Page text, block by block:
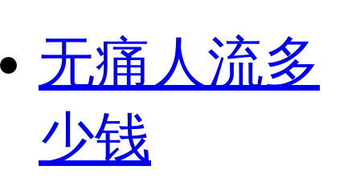
无痛人流多
少钱